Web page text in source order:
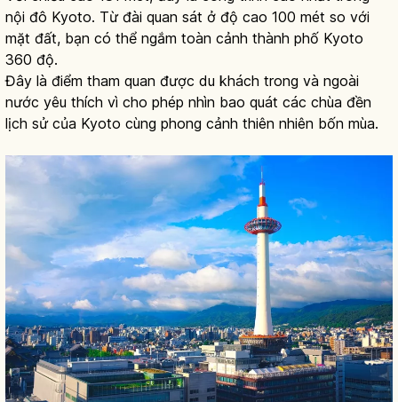
nội đô Kyoto. Từ đài quan sát ở độ cao 100 mét so với
mặt đất, bạn có thể ngắm toàn cảnh thành phố Kyoto
360 độ.
Đây là điểm tham quan được du khách trong và ngoài
nước yêu thích vì cho phép nhìn bao quát các chùa đền
lịch sử của Kyoto cùng phong cảnh thiên nhiên bốn mùa.